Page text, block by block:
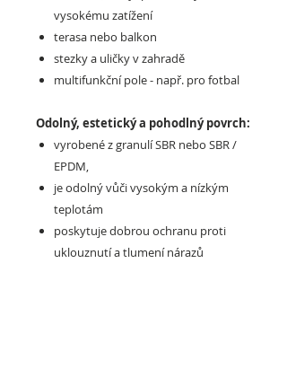
vysokému zatížení
terasa nebo balkon
stezky a uličky v zahradě
multifunkční pole - např. pro fotbal
Odolný, estetický a pohodlný povrch:
vyrobené z granulí SBR nebo SBR /
EPDM,
je odolný vůči vysokým a nízkým
teplotám
poskytuje dobrou ochranu proti
uklouznutí a tlumení nárazů